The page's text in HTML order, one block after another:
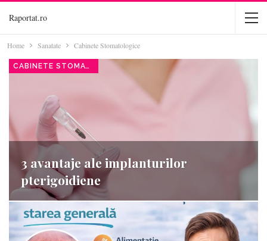
Raportat.ro
Home Sanatate Cabinete Stomatologice
CABINETE STOMATOLOGICE
3 avantaje ale implanturilor
pterigoidiene